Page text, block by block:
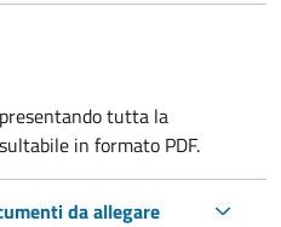
tutta la
in formato PDF.
da allegare